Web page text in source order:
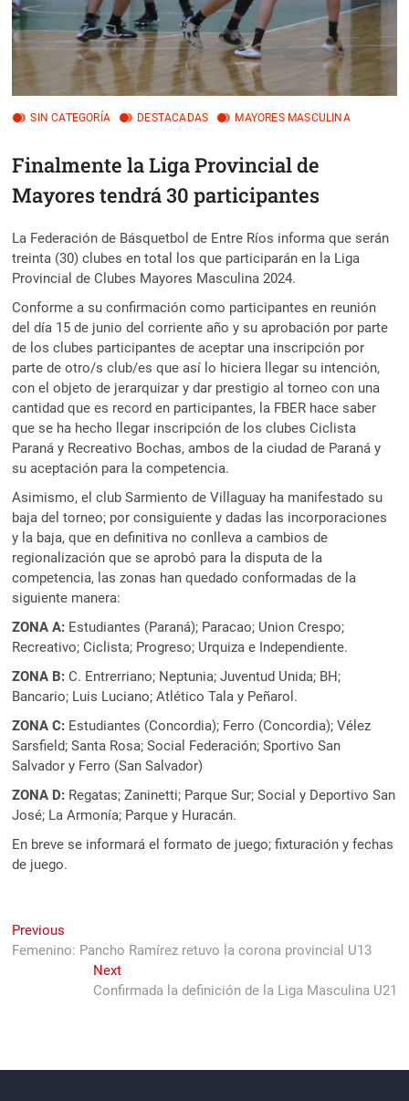
SIN CATEGORÍA DESTACADAS MAYORES MASCULINA
Finalmente la Liga Provincial de
Mayores tendrá 30 participantes
La Federación de Básquetbol de Entre Ríos informa que serán
treinta (30) clubes en total los que participarán en la Liga
Provincial de Clubes Mayores Masculina 2024.
Conforme a su confirmación como participantes en reunión
del día 15 de junio del corriente año y su aprobación por parte
de los clubes participantes de aceptar una inscripción por
parte de otro/s club/es que así lo hiciera llegar su intención,
con el objeto de jerarquizar y dar prestigio al torneo con una
cantidad que es record en participantes, la FBER hace saber
que se ha hecho llegar inscripción de los clubes Ciclista
Paraná y Recreativo Bochas, ambos de la ciudad de Paraná y
su aceptación para la competencia.
Asimismo, el club Sarmiento de Villaguay ha manifestado su
baja del torneo; por consiguiente y dadas las incorporaciones
y la baja, que en definitiva no conlleva a cambios de
regionalización que se aprobó para la disputa de la
competencia, las zonas han quedado conformadas de la
siguiente manera:
ZONA A: Estudiantes (Paraná); Paracao; Union Crespo;
Recreativo; Ciclista; Progreso; Urquiza e Independiente.
ZONA B: C. Entrerriano; Neptunia; Juventud Unida; BH;
Bancario; Luis Luciano; Atlético Tala y Peñarol.
ZONA C: Estudiantes (Concordia); Ferro (Concordia); Vélez
Sarsfield; Santa Rosa; Social Federación; Sportivo San
Salvador y Ferro (San Salvador)
ZONA D: Regatas; Zaninetti; Parque Sur; Social y Deportivo San
José; La Armonía; Parque y Huracán.
En breve se informará el formato de juego; fixturación y fechas
de juego.
Navegación
de
Previous
post:
Femenino: Pancho Ramírez retuvo la corona provincial U13
NextNext
post:
Confirmada la definición de la Liga Masculina U21